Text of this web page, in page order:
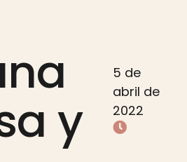
y
5 de
abril de
2022